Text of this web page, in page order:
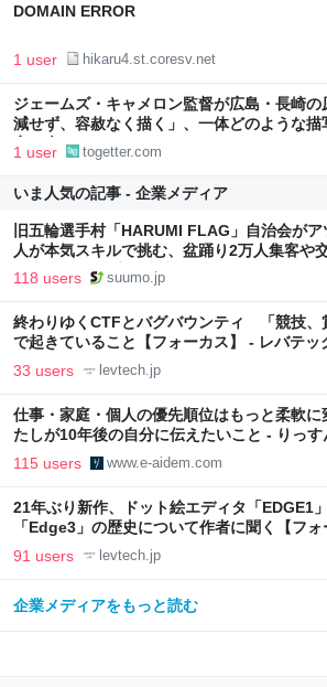
DOMAIN ERROR
1 user hikaru4.st.coresv.net
ジェームズ・キャメロン監督が広島・長崎
減せず、容赦なく描く」、一体どのような描
安の声
1 user togetter.com
いま人気の記事 - 企業メディア
旧五輪選手村「HARUMI FLAG」自治会が
人が本気スキルで挑む、盆踊り2万人集客や
向上”戦略 東京・中央区
118 users suumo.jp
終わりゆくCTFとバグバウンティ 「競技、
で起きていること【フォーカス】 - レバテッ
33 users levtech.jp
仕事・家庭・個人の優先順位はもっと柔軟
たしが10年後の自分に伝えたいこと - りっ
115 users www.e-aidem.com
21年ぶり新作、ドット絵エディタ「EDGE1」
「Edge3」の歴史について作者に聞く【フ
LAB
91 users levtech.jp
企業メディアをもっと読む